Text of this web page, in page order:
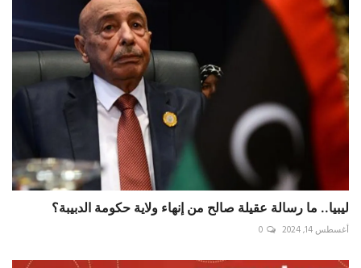
ليبيا.. ما رسالة عقيلة صالح من إنهاء ولاية حكومة الدبيبة؟
أغسطس 14, 2024 0